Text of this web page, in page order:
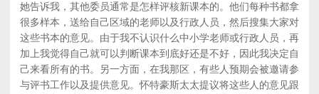
她告诉我，其他委员通常是怎样评核新课本的。他们每种书都拿
很多样本，送给自己区域的老师以及行政人员，然后搜集大家对
这些书本的意见。由于我不认识什么中小学老师或行政人员，再
加上我觉得自己就可以判断课本到底好还是不好，因此我决定自
己来看所有的书。另一方面，在我那区，有些人预期会被邀请参
与评书工作以及提供意见。怀特豪斯太太提议将这些人的意见跟